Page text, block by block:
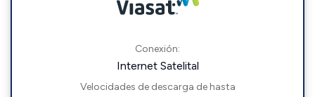
Conexión:
Internet Satelital
Velocidades de descarga de hasta